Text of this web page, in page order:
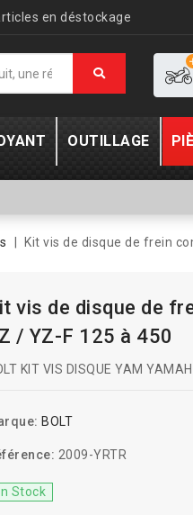
en déstockage
OUTILLAGE
Kit vis de disque de frein
vis de disque de
/ YZ-F 125 à 450
KIT VIS DISQUE YAM
BOLT
2009-YRTR
Stock